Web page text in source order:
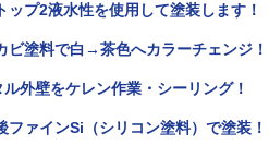
プ2液水性を使用して塗装します！
ビ塗料で白→茶色へカラーチェンジ！
外壁をケレン作業・シーリング！
ァインSi（シリコン塗料）で塗装！